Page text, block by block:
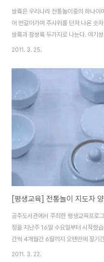
쌍륙은 우리나라 전통놀이중의 하나이
어 번갈아가며 주사위를 던져 나온 숫
쌍륙과 참쌍륙 두가지로 나눈다. 여기
란히 말을 15개씩 정렬하고 주사위를
다.(장군이라고 함 3개) 이렇게 나졸과
졸과 장군을 빼면된다. 단, 6, 6 쌍륙이
을 거꾸로 옴길수도 있고 장군이 없을
다.(참쌍륙은 다음에 올립니다.)
2011. 3. 25.
[평생교육] 전통놀이 지도자
공주도서관에서 주최한 평생교육프로
정을 지난주 16일 수요일부터 시작했
간씩 4개월간 6월까지 오랜만에 장기
들이 많아서 좋습니다. 저번주 첫강의
2011. 3. 22.